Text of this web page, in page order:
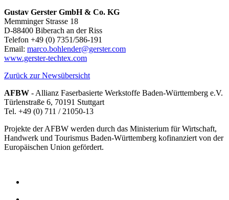
Gustav Gerster GmbH & Co. KG
Memminger Strasse 18
D-88400 Biberach an der Riss
Telefon +49 (0) 7351/586-191
Email: marco.bohlender@gerster.com
www.gerster-techtex.com
Zurück zur Newsübersicht
AFBW - Allianz Faserbasierte Werkstoffe Baden-Württemberg e.V.
Türlenstraße 6, 70191 Stuttgart
Tel. +49 (0) 711 / 21050-13
Projekte der AFBW werden durch das Ministerium für Wirtschaft,
Handwerk und Tourismus Baden-Württemberg kofinanziert von der
Europäischen Union gefördert.